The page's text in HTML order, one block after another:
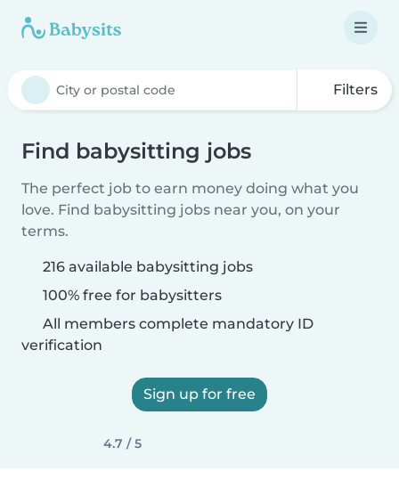
Filters
Find babysitting jobs
The perfect job to earn money doing what you
love. Find babysitting jobs near you, on your
terms.
216 available babysitting jobs
100% free for babysitters
All members complete mandatory ID
verification
Sign up for free
4.7 / 5